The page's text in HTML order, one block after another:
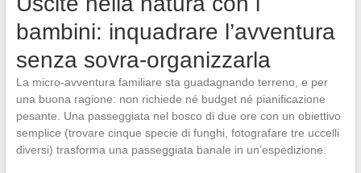
bambini: inquadrare l’avventura
senza sovra-organizzarla
La micro-avventura familiare sta guadagnando terreno, e per
una buona ragione: non richiede né budget né pianificazione
pesante. Una passeggiata nel bosco di due ore con un obiettivo
semplice (trovare cinque specie di funghi, fotografare tre uccelli
diversi) trasforma una passeggiata banale in un’espedizione.